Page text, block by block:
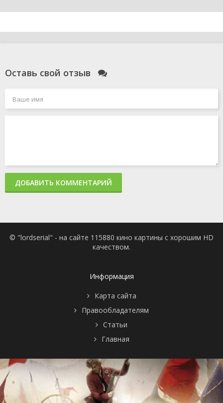
Оставь свой отзыв
ДОБАВИТЬ КОММЕНТАРИЙ
© "lordserial" - на сайте 115880 кино картины с хорошим HD
качеством.
Информация
Карта сайта
Правообладателям
Статьи
Главная